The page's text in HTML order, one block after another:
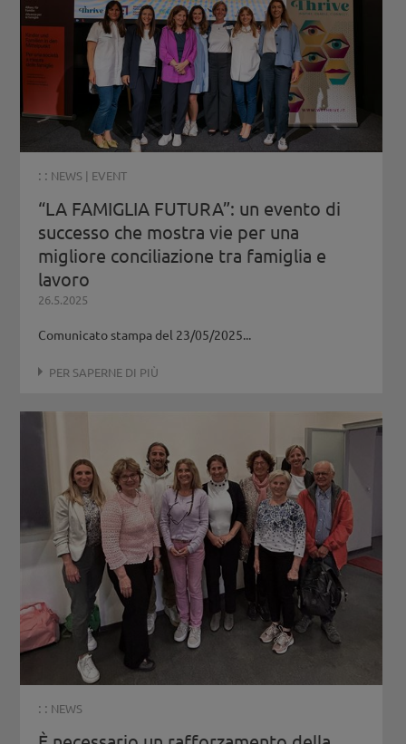
: : NEWS | EVENT
“LA FAMIGLIA FUTURA”: un evento di
successo che mostra vie per una
migliore conciliazione tra famiglia e
lavoro
26.5.2025
Comunicato stampa del 23/05/2025...
PER SAPERNE DI PIÙ
: : NEWS